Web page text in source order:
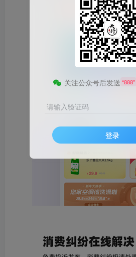
关注公众号后发送 “888”
请输入验证码
登录